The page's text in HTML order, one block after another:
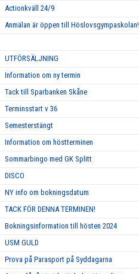
Actionkväll 24/9
Anmälan är öppen till Höslovsgympaskolan!
UTFÖRSÄLJNING
Information om ny termin
Tack till Sparbanken Skåne
Terminsstart v 36
Semesterstängt
Information om höstterminen
Sommarbingo med GK Splitt
DISCO
NY info om bokningsdatum
TACK FÖR DENNA TERMINEN!
Bokningsinformation till hösten 2024
USM GULD
Prova på Parasport på Syddagarna